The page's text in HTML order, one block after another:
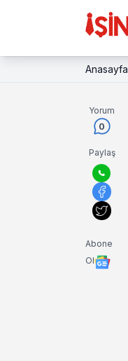
Anasayfa
Yorum
0
Paylaş
Abone
Ol